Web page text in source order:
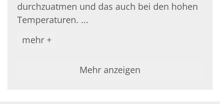
durchzuatmen und das auch bei den hohen
Temperaturen. ...
mehr +
Mehr anzeigen